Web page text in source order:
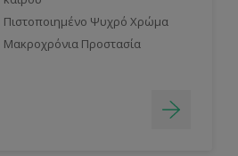
Πιστοποιημένο Ψυχρό Χρώμα
Μακροχρόνια Προστασία